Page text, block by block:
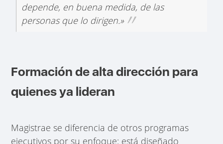
depende, en buena medida, de las
personas que lo dirigen.»
Formación de alta dirección para
quienes ya lideran
Magistrae se diferencia de otros programas
ejecutivos por su enfoque: está diseñado